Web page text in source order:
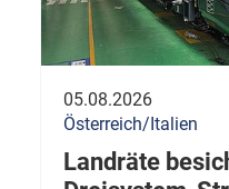
05.08.2026
Österreich/Italien
Landräte